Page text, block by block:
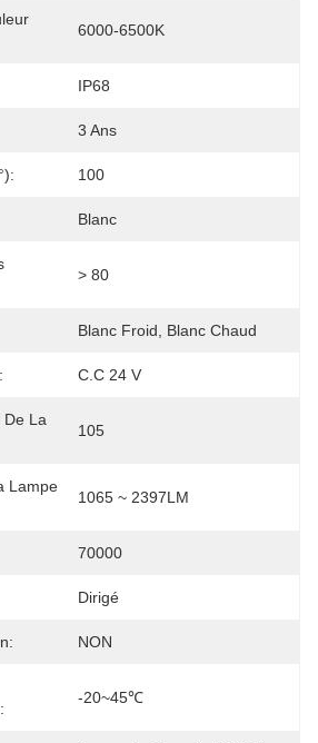
6000-6500K
IP68
3 Ans
100
Blanc
> 80
Blanc Froid, Blanc Chaud
C.C 24 V
De La
105
Lampe
1065 ~ 2397LM
70000
Dirigé
NON
-20~45℃